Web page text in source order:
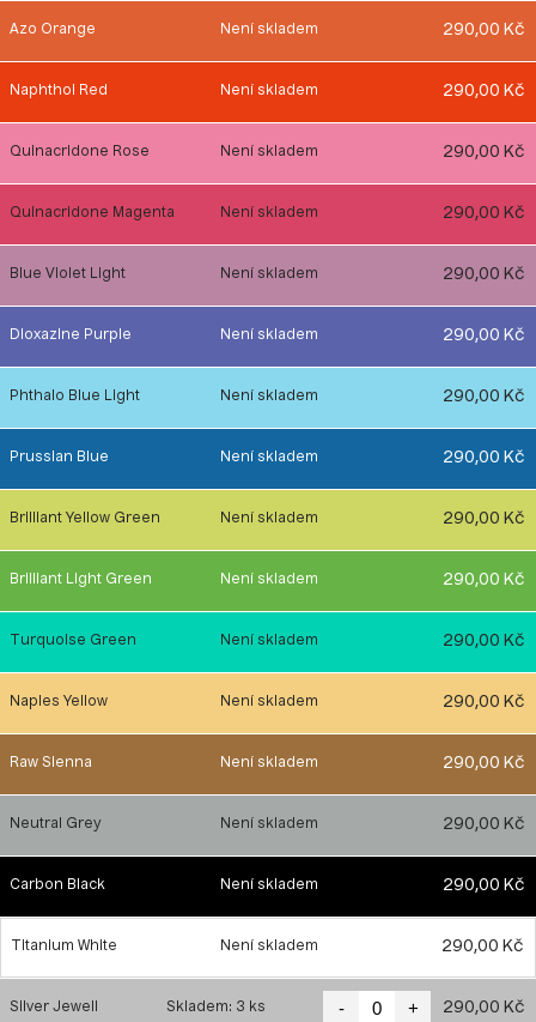
Azo Orange Není skladem 290,00 Kč
Naphthol Red Není skladem 290,00 Kč
Quinacridone Rose Není skladem 290,00 Kč
Quinacridone Magenta Není skladem 290,00 Kč
Blue Violet Light Není skladem 290,00 Kč
Dioxazine Purple Není skladem 290,00 Kč
Phthalo Blue Light Není skladem 290,00 Kč
Prussian Blue Není skladem 290,00 Kč
Brilliant Yellow Green Není skladem 290,00 Kč
Brilliant Light Green Není skladem 290,00 Kč
Turquoise Green Není skladem 290,00 Kč
Naples Yellow Není skladem 290,00 Kč
Raw Sienna Není skladem 290,00 Kč
Neutral Grey Není skladem 290,00 Kč
Carbon Black Není skladem 290,00 Kč
Titanium White Není skladem 290,00 Kč
Silver Jewell Skladem: 3 ks - + 290,00 Kč